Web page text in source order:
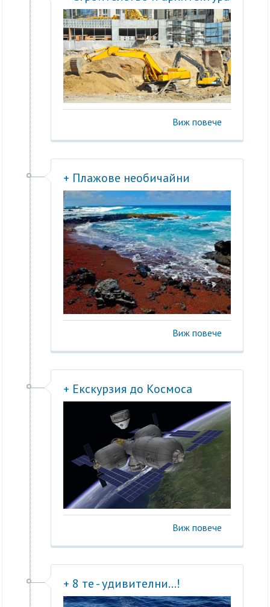
Виж повече
+ Плажове необичайни
Виж повече
+ Екскурзия до Космоса
Виж повече
+ 8 те - удивителни...!